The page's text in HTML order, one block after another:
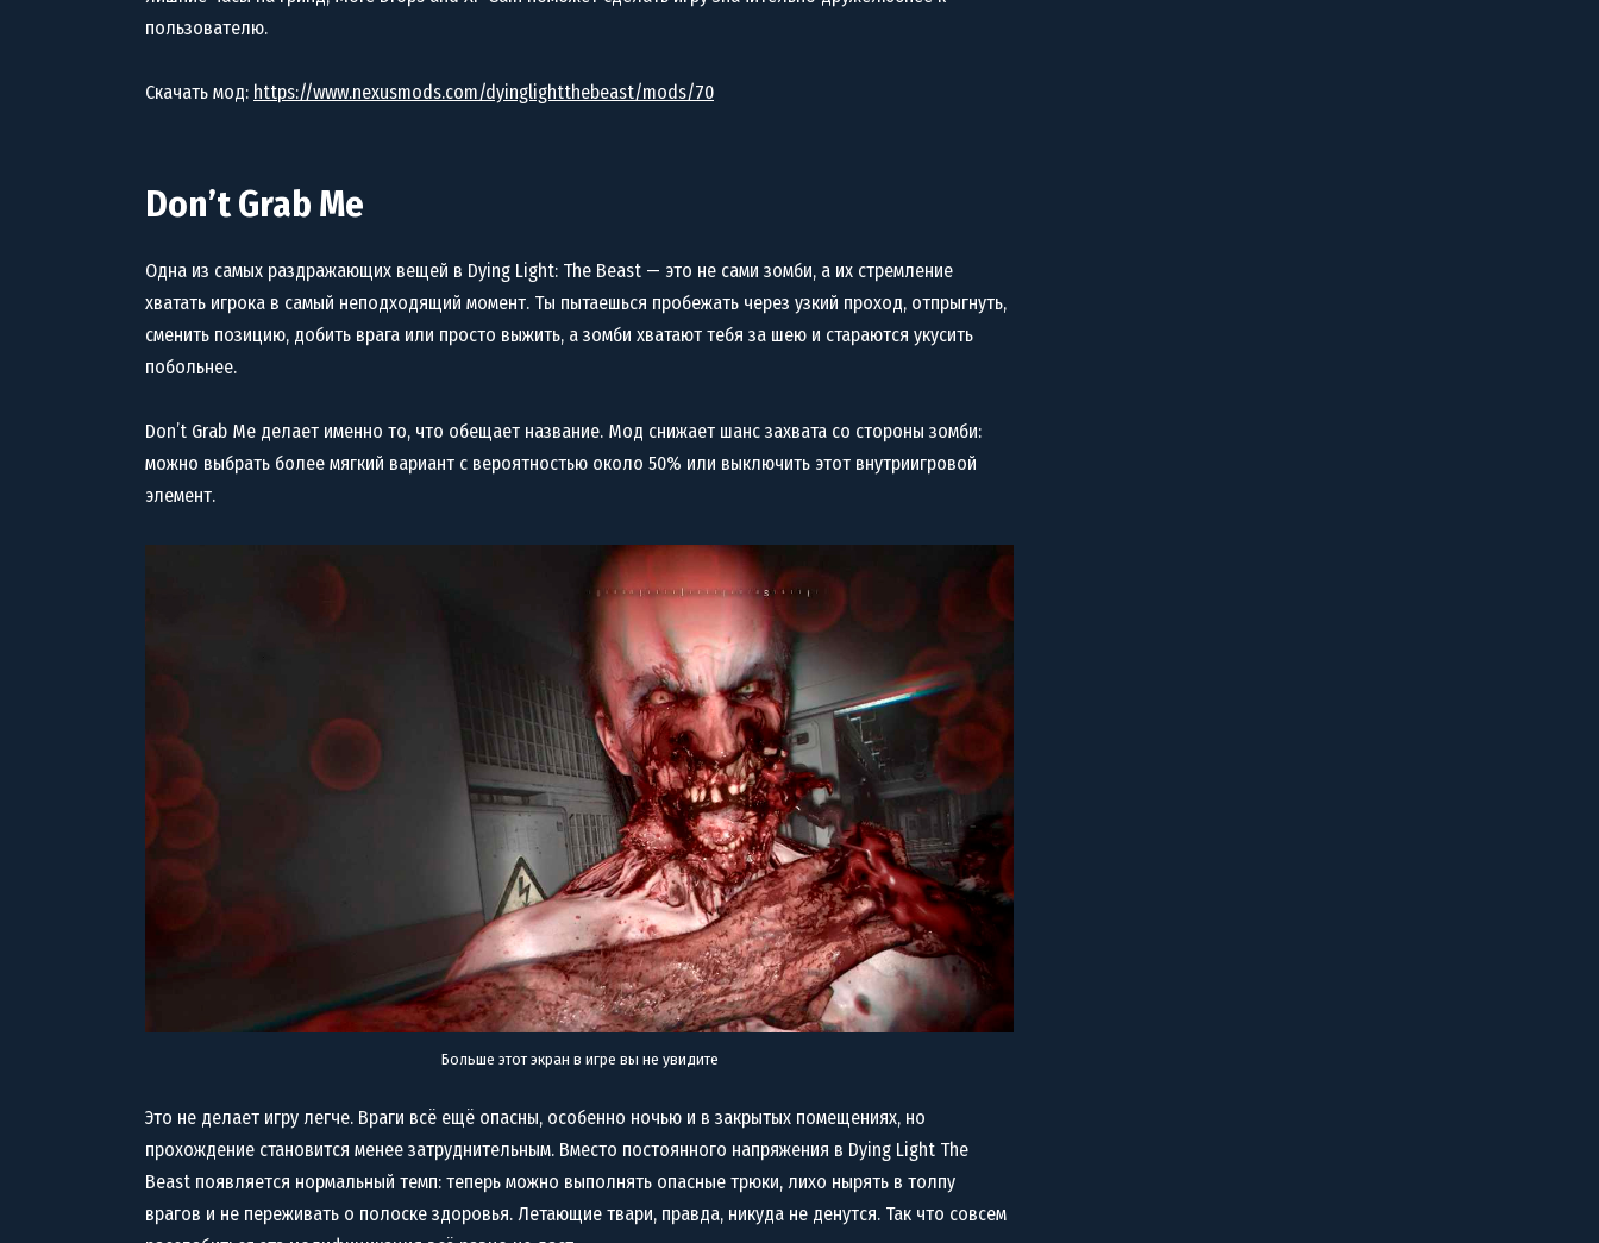
пользователю.
Скачать мод: https://www.nexusmods.com/dyinglightthebeast/mods/70
Don’t Grab Me
Одна из самых раздражающих вещей в Dying Light: The Beast — это не сами зомби, а их стремление
хватать игрока в самый неподходящий момент. Ты пытаешься пробежать через узкий проход, отпрыгнуть,
сменить позицию, добить врага или просто выжить, а зомби хватают тебя за шею и стараются укусить
побольнее.
Don’t Grab Me делает именно то, что обещает название. Мод снижает шанс захвата со стороны зомби:
можно выбрать более мягкий вариант с вероятностью около 50% или выключить этот внутриигровой
элемент.
Больше этот экран в игре вы не увидите
Это не делает игру легче. Враги всё ещё опасны, особенно ночью и в закрытых помещениях, но
прохождение становится менее затруднительным. Вместо постоянного напряжения в Dying Light The
Beast появляется нормальный темп: теперь можно выполнять опасные трюки, лихо нырять в толпу
врагов и не переживать о полоске здоровья. Летающие твари, правда, никуда не денутся. Так что совсем